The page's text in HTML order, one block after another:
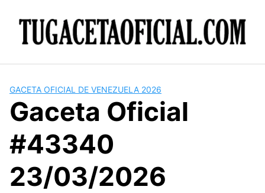
GACETA OFICIAL DE VENEZUELA 2026
Gaceta Oficial
#43340
23/03/2026